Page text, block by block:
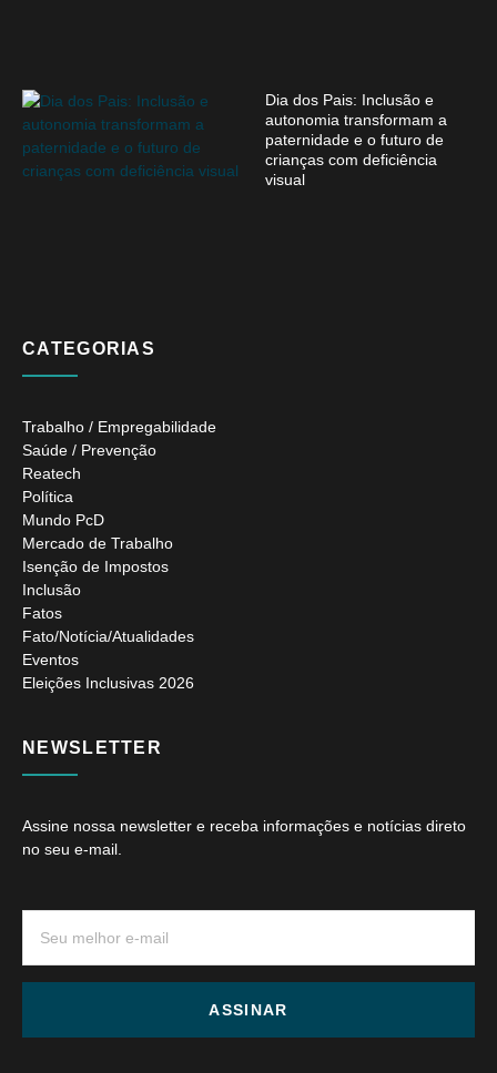
Dia dos Pais: Inclusão e
autonomia transformam a
paternidade e o futuro de
crianças com deficiência
visual
CATEGORIAS
Trabalho / Empregabilidade
Saúde / Prevenção
Reatech
Política
Mundo PcD
Mercado de Trabalho
Isenção de Impostos
Inclusão
Fatos
Fato/Notícia/Atualidades
Eventos
Eleições Inclusivas 2026
NEWSLETTER
Assine nossa newsletter e receba informações e notícias direto
no seu e-mail.
ASSINAR